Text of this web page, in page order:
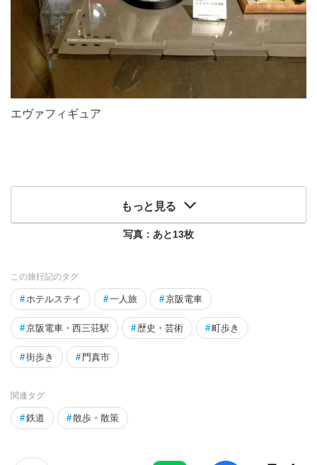
エヴァフィギュア
もっと見る
写真：あと13枚
この旅行記のタグ
# ホテルステイ #一人旅 #京阪電車
#京阪電車・西三荘駅 # 歴史・芸術 #町歩き
#街歩き # 門真市
関連タグ
#鉄道 #散歩・散策